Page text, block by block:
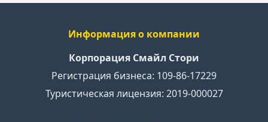
Информация о компании
Корпорация Смайл Стори
Регистрация бизнеса: 109-86-17229
Туристическая лицензия: 2019-000027